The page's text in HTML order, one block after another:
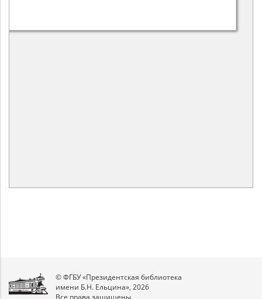
© ФГБУ «Президентская библиотека
имени Б.Н. Ельцина», 2026
Все права защищены.